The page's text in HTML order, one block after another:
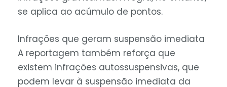
se aplica ao acúmulo de pontos.
Infrações que geram suspensão imediata
A reportagem também reforça que
existem infrações autossuspensivas, que
podem levar à suspensão imediata da